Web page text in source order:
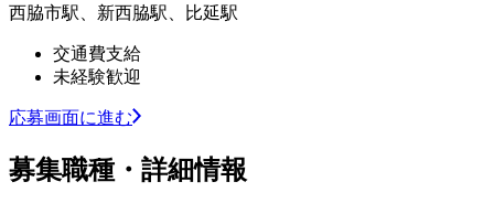
西脇市駅、新西脇駅、比延駅
交通費支給
未経験歓迎
応募画面に進む
募集職種・詳細情報